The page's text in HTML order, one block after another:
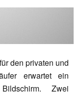
den privaten und
erwartet ein
Zwei